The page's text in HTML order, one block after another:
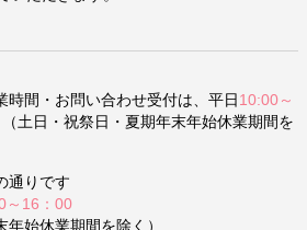
時間・お問い合わせ受付は、平日 10:00～
土日・祝祭日・夏期年末年始休業期間を
通りです
16：00
年始休業期間を除く）